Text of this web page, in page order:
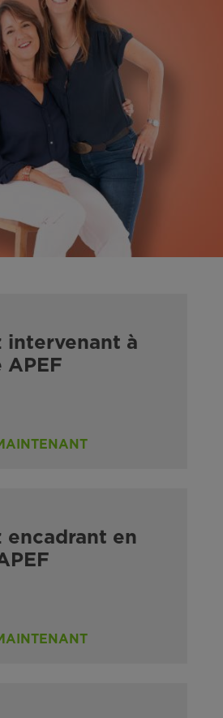
intervenant à
encadrant en